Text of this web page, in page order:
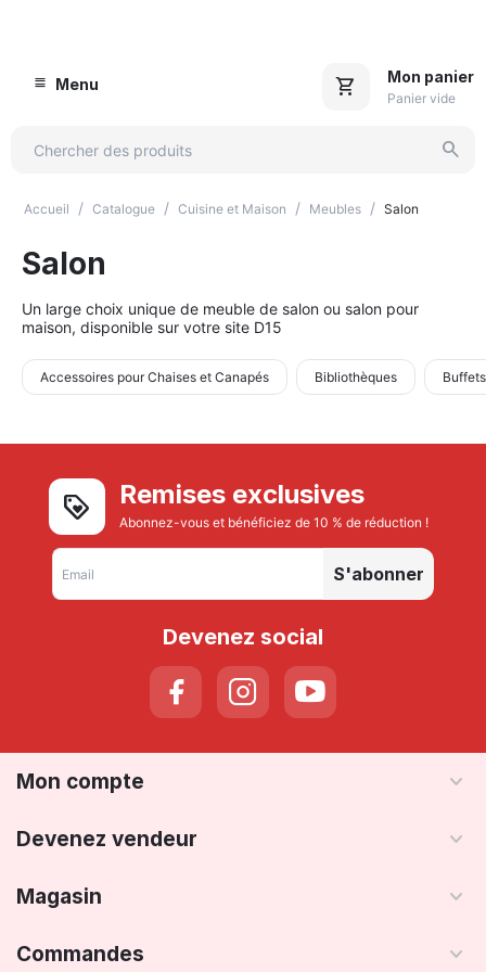
Menu Mon panier
Panier vide
Accueil / Catalogue / Cuisine et Maison / Meubles / Salon
Salon
Un large choix unique de meuble de salon ou salon pour
maison, disponible sur votre site D15
Accessoires pour Chaises et Canapés Bibliothèques
Remises exclusives
Abonnez-vous et bénéficiez de 10 % de réduction !
S'abonner
Devenez social
Mon compte
Devenez vendeur
Magasin
Commandes